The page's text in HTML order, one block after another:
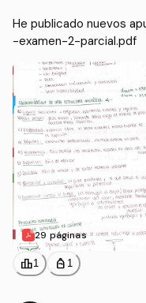
He publicado nuevos
-examen-2-parcial.pdf
29 páginas
leaderboard1 personal_bag 1